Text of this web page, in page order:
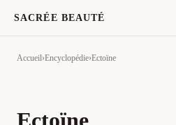
SACRÉE BEAUTÉ
Accueil›Encyclopédie›Ectoïne